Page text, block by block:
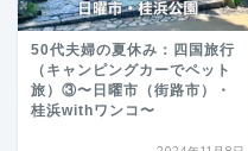
50代夫婦の夏休み：四国旅行
（キャンピングカーでペット
旅）③〜日曜市（街路市）・
桂浜withワンコ〜